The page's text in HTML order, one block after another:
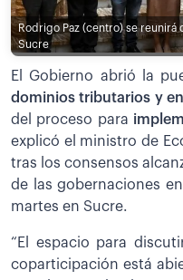
Rodrigo Paz (centro) se
Sucre
El Gobierno abrió la
dominios tributarios y
del proceso para
explicó el ministro de
tras los consensos
de las gobernaciones
martes en Sucre.
“El espacio para
coparticipación está